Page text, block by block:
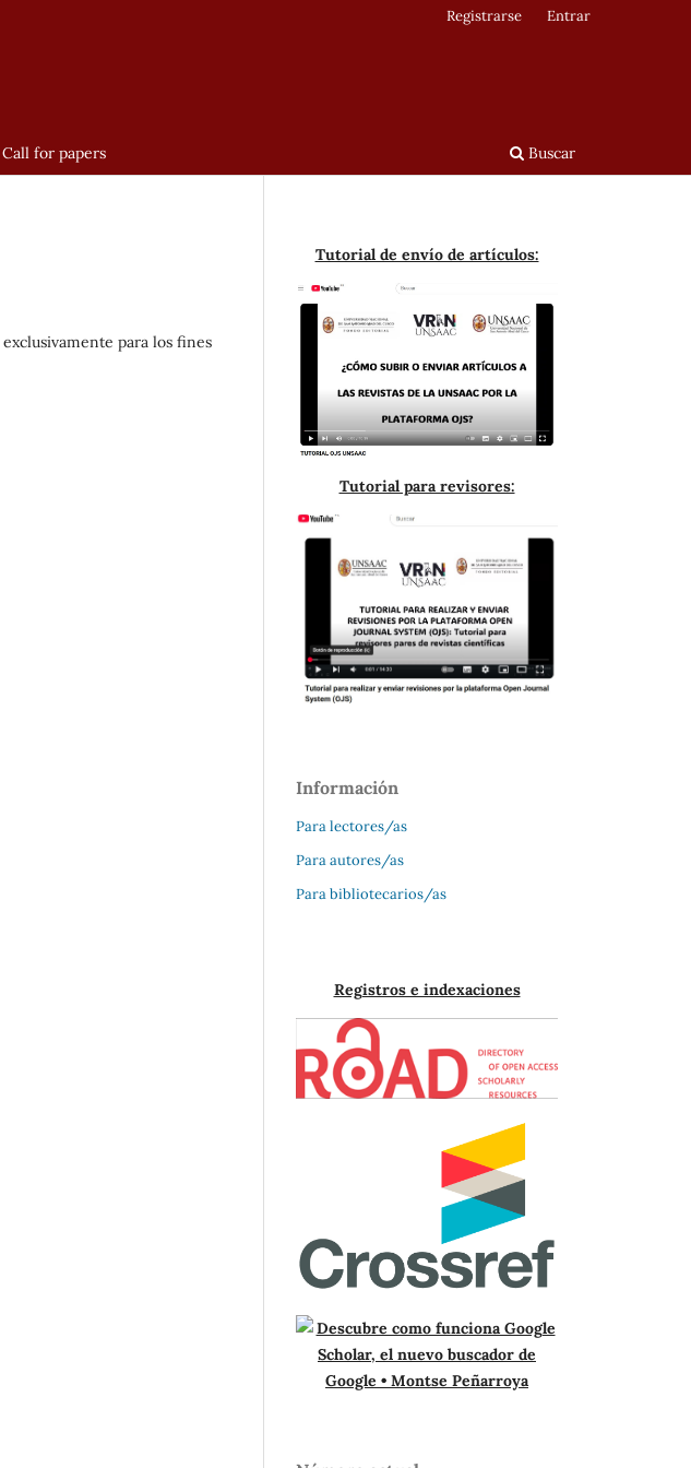
for papers Buscar
Registrarse Entrar
para los fines
Tutorial de envío de artículos:
Tutorial para revisores:
Información
Para lectores/as
Para autores/as
Para bibliotecarios/as
Registros e indexaciones